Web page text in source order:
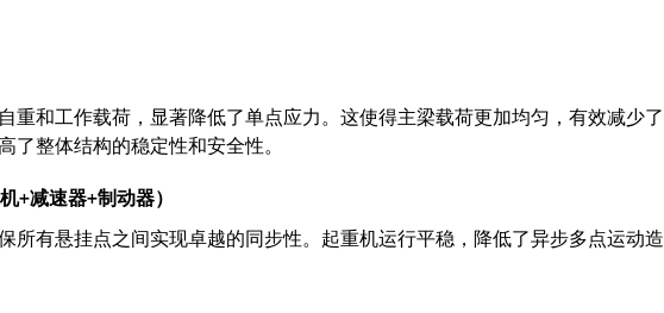
重和工作载荷，显著降低了单点应力。这使得主梁载荷更加均匀，有效减少了
整体结构的稳定性和安全性。
+减速器+制动器）
所有悬挂点之间实现卓越的同步性。起重机运行平稳，降低了异步多点运动造